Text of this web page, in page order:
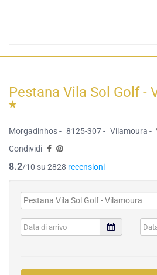
Pestana Vila Sol Golf -
Morgadinhos - 8125-307 - Vilamoura -
Condividi
8.2/10 su 2828 recensioni